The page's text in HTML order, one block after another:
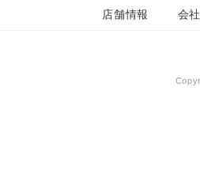
店舗情報 会